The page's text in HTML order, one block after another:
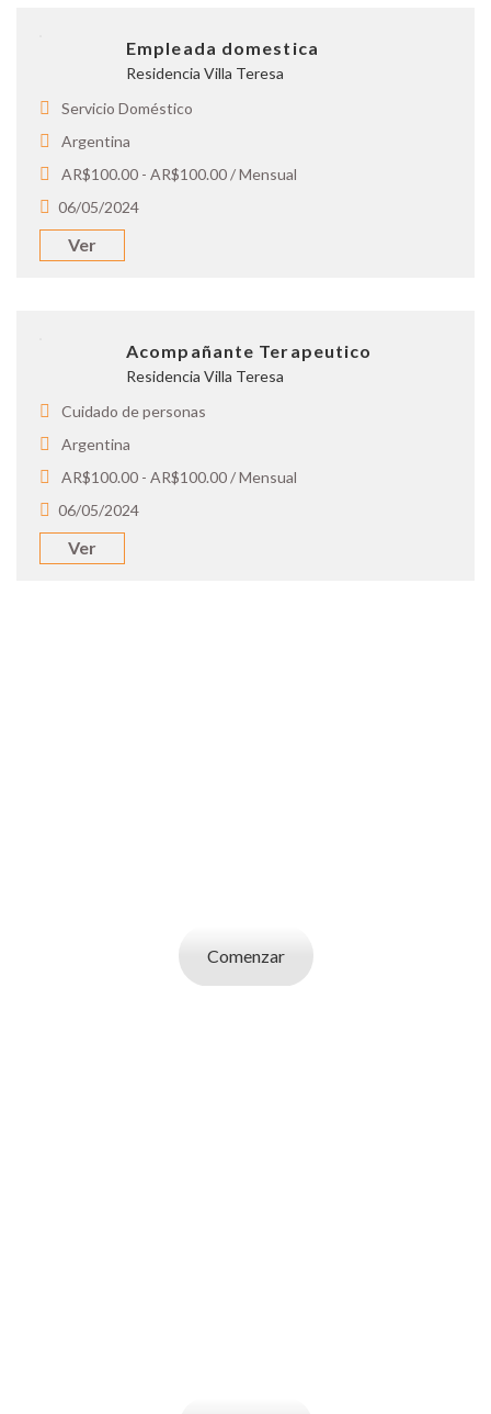
Empleada domestica
Residencia Villa Teresa
Servicio Doméstico
Argentina
AR$100.00 - AR$100.00 / Mensual
06/05/2024
Ver
Acompañante Terapeutico
Residencia Villa Teresa
Cuidado de personas
Argentina
AR$100.00 - AR$100.00 / Mensual
06/05/2024
Ver
Comenzar